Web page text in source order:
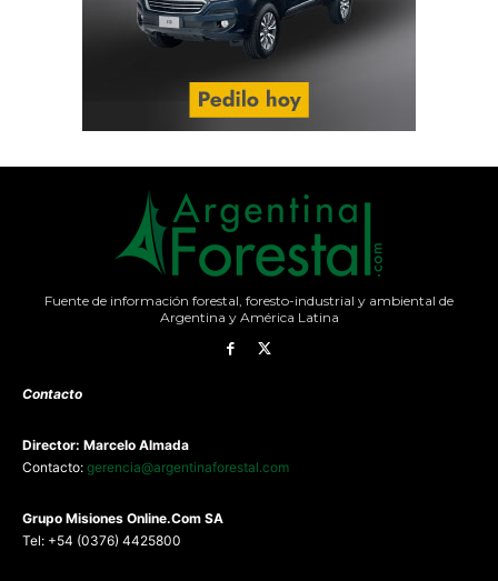
Fuente de información forestal, foresto-industrial y ambiental de
Argentina y América Latina
Contacto
Director: Marcelo Almada
Contacto: gerencia@argentinaforestal.com
Grupo Misiones Online.Com SA
Tel: +54 (0376) 4425800